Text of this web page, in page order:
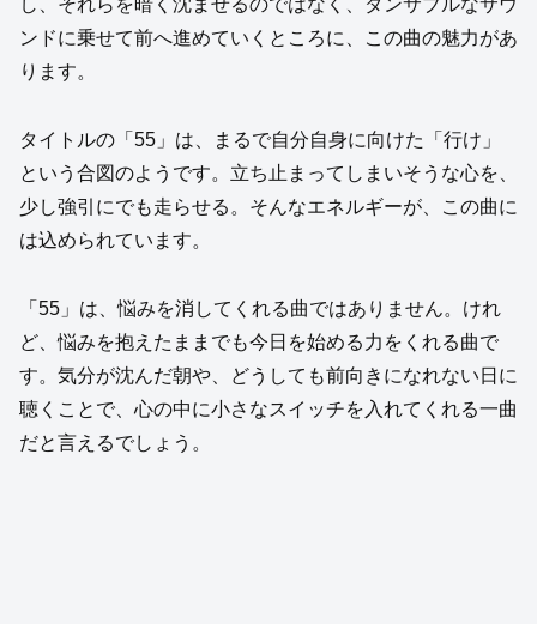
し、それらを暗く沈ませるのではなく、ダンサブルなサウ
ンドに乗せて前へ進めていくところに、この曲の魅力があ
ります。
タイトルの「55」は、まるで自分自身に向けた「行け」
という合図のようです。立ち止まってしまいそうな心を、
少し強引にでも走らせる。そんなエネルギーが、この曲に
は込められています。
「55」は、悩みを消してくれる曲ではありません。けれ
ど、悩みを抱えたままでも今日を始める力をくれる曲で
す。気分が沈んだ朝や、どうしても前向きになれない日に
聴くことで、心の中に小さなスイッチを入れてくれる一曲
だと言えるでしょう。